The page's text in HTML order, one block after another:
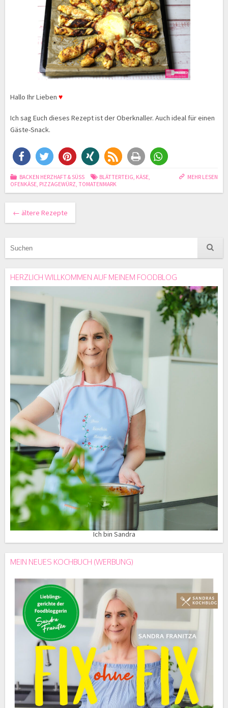
Hallo Ihr Lieben ♥
Ich sag Euch dieses Rezept ist der Oberknaller. Auch ideal für einen
Gäste-Snack.
MEHR LESEN
BACKEN HERZHAFT & SÜSS BLÄTTERTEIG, KÄSE,
OFENKÄSE, PIZZAGEWÜRZ, TOMATENMARK
← ältere Rezepte
HERZLICH WILLKOMMEN AUF MEINEM FOODBLOG
Ich bin Sandra
MEIN NEUES KOCHBUCH (WERBUNG)